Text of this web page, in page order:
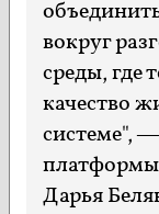
вокруг
среды, где
качество
системе",
Дарья